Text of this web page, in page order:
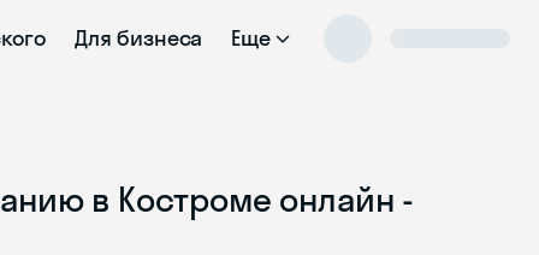
Для бизнеса Еще
в Костроме онлайн -